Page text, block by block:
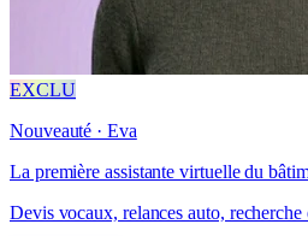
EXCLU
Nouveauté · Eva
La première assistante virtuelle du
Devis vocaux, relances auto, recherche